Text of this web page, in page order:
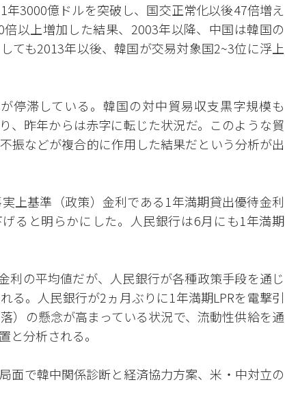
3000億ドルを突破し、国交正常化以後47倍増え
以上増加した結果、2003年以降、中国は韓国の
ても2013年以後、韓国が交易対象国2~3位に浮上
停滞している。韓国の対中貿易収支黒字規模も
、昨年からは赤字に転じた状況だ。このような貿
振などが複合的に作用した結果だという分析が出
上基準（政策）金利である1年満期貸出優待金利
げると明らかにした。人民銀行は6月にも1年満期
利の平均値だが、人民銀行が各種政策手段を通じ
る。人民銀行が2ヵ月ぶりに1年満期LPRを電撃引
）の懸念が高まっている状況で、流動性供給を通
と分析される。
面で韓中関係診断と経済協力方案、米・中対立の